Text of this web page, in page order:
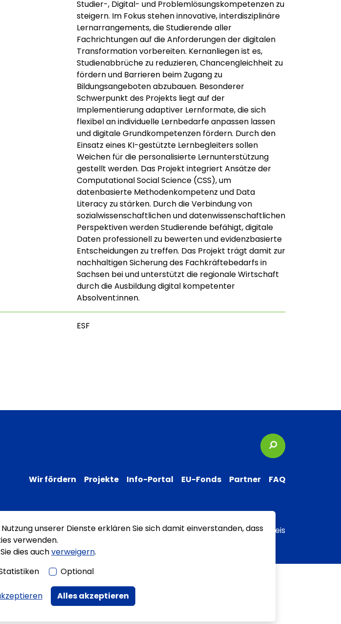
Studier-, Digital- und Problemlösungskompetenzen zu
steigern. Im Fokus stehen innovative, interdisziplinäre
Lernarrangements, die Studierende aller
Fachrichtungen auf die Anforderungen der digitalen
Transformation vorbereiten. Kernanliegen ist es,
Studienabbrüche zu reduzieren, Chancengleichheit zu
fördern und Barrieren beim Zugang zu
Bildungsangeboten abzubauen. Besonderer
Schwerpunkt des Projekts liegt auf der
Implementierung adaptiver Lernformate, die sich
flexibel an individuelle Lernbedarfe anpassen lassen
und digitale Grundkompetenzen fördern. Durch den
Einsatz eines KI-gestützte Lernbegleiters sollen
Weichen für die personalisierte Lernunterstützung
gestellt werden. Das Projekt integriert Ansätze der
Computational Social Science (CSS), um
datenbasierte Methodenkompetenz und Data
Literacy zu stärken. Durch die Verbindung von
sozialwissenschaftlichen und datenwissenschaftlichen
Perspektiven werden Studierende befähigt, digitale
Daten professionell zu bewerten und evidenzbasierte
Entscheidungen zu treffen. Das Projekt trägt damit zur
nachhaltigen Sicherung des Fachkräftebedarfs in
Sachsen bei und unterstützt die regionale Wirtschaft
durch die Ausbildung digital kompetenter
Absolvent:innen.
ESF
Suchbegriffe
Wir fördern Projekte Info-Portal EU-Fonds Partner FAQ
Datenschutz Erklärung zur Barrierefreiheit Transparenzhinweis
unserer Dienste erklären Sie sich damit einverstanden, dass
verwenden.
dies auchverweigern.
Optional
Alles akzeptieren